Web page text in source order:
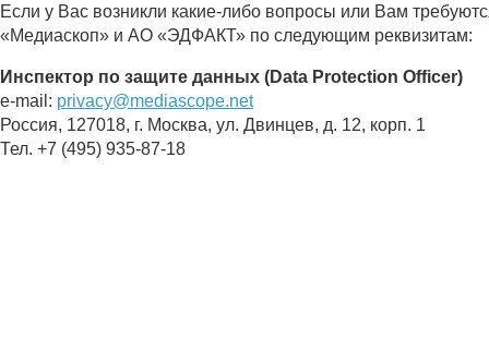
Если у Вас возникли какие-либо вопросы или Вам
«Медиаскоп» и АО «ЭДФАКТ» по следующим реквизитам:
Инспектор по защите данных (Data Protection Officer)
e-mail: privacy@mediascope.net
Россия, 127018, г. Москва, ул. Двинцев, д. 12, корп. 1
Тел. +7 (495) 935-87-18